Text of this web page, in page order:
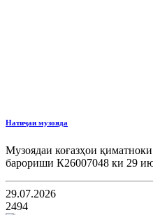
Натиҷаи музояда
Музоядаи коғазҳои
барориши К26007048 ки 29
29.07.2026
2494